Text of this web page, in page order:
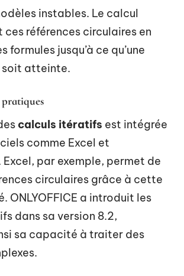
instables. Le calcul
références circulaires en
formules jusqu’à ce qu’une
atteinte.
calculs itératifs est intégrée
comme Excel et
Excel, par exemple, permet de
circulaires grâce à cette
ONLYOFFICE a introduit les
dans sa version 8.2,
sa capacité à traiter des